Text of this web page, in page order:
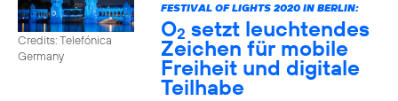
Credits: Telefónica
Germany
FESTIVAL OF LIGHTS 2020 IN BERLIN:
O2 setzt leuchtendes
Zeichen für mobile
Freiheit und digitale
Teilhabe